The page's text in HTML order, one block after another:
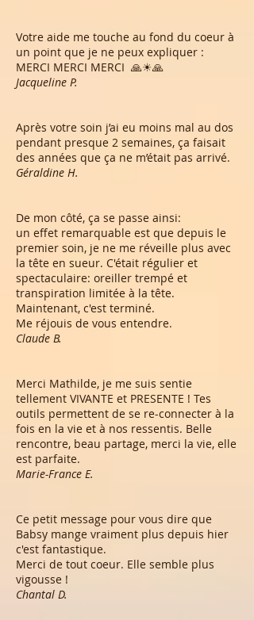
Votre aide me touche au fond du coeur à
un point que je ne peux expliquer :
MERCI MERCI MERCI 🙏☀🙏
Jacqueline P.
Après votre soin j’ai eu moins mal au dos
pendant presque 2 semaines, ça faisait
des années que ça ne m’était pas arrivé.
Géraldine H.
De mon côté, ça se passe ainsi:
un effet remarquable est que depuis le
premier soin, je ne me réveille plus avec
la tête en sueur. C'était régulier et
spectaculaire: oreiller trempé et
transpiration limitée à la tête.
Maintenant, c'est terminé.
Me réjouis de vous entendre.
Claude B.
Merci Mathilde, je me suis sentie
tellement VIVANTE et PRESENTE ! Tes
outils permettent de se re-connecter à la
fois en la vie et à nos ressentis. Belle
rencontre, beau partage, merci la vie, elle
est parfaite.
Marie-France E.
Ce petit message pour vous dire que
Babsy mange vraiment plus depuis hier
c'est fantastique.
Merci de tout coeur. Elle semble plus
vigousse !
Chantal D.